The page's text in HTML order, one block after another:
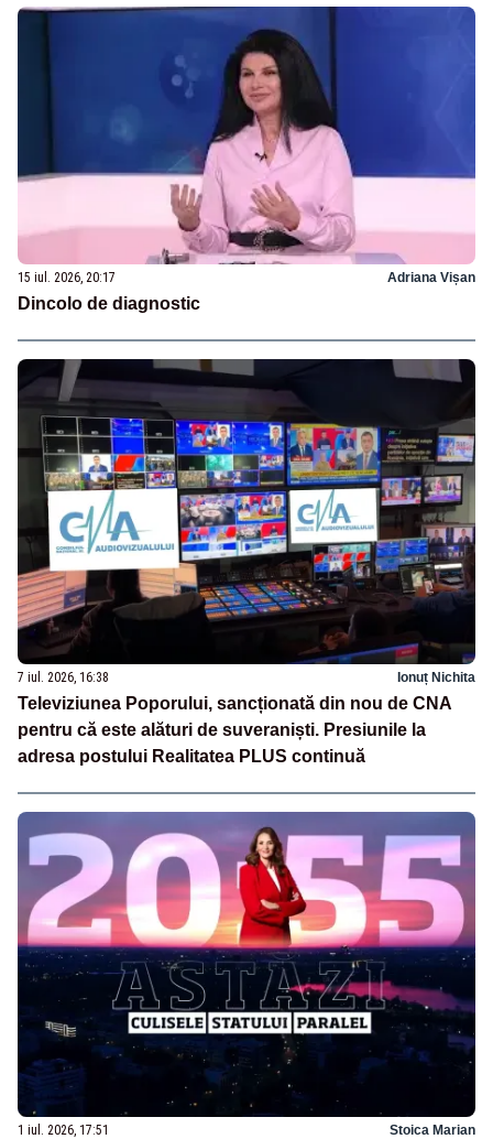
15 iul. 2026, 20:17 Adriana Vișan
Dincolo de diagnostic
7 iul. 2026, 16:38 Ionuț Nichita
Televiziunea Poporului, sancționată din nou de CNA
pentru că este alături de suveraniști. Presiunile la
adresa postului Realitatea PLUS continuă
1 iul. 2026, 17:51 Stoica Marian